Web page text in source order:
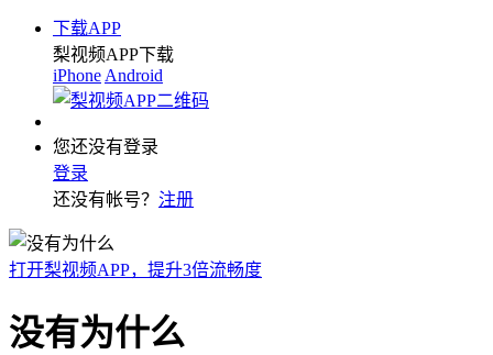
下载APP
梨视频APP下载
iPhone Android
您还没有登录
登录
还没有帐号？ 注册
打开梨视频APP，提升3倍流畅度
没有为什么